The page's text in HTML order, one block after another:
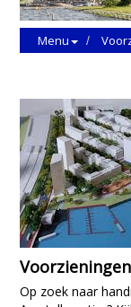
Menu
Op zoek naar